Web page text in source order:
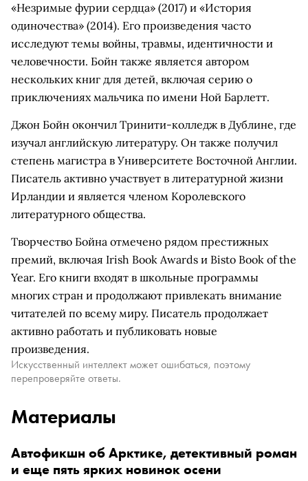
«Незримые фурии сердца» (2017) и «История
одиночества» (2014). Его произведения часто
исследуют темы войны, травмы, идентичности и
человечности. Бойн также является автором
нескольких книг для детей, включая серию о
приключениях мальчика по имени Ной Барлетт.
Джон Бойн окончил Тринити-колледж в Дублине, где
изучал английскую литературу. Он также получил
степень магистра в Университете Восточной Англии.
Писатель активно участвует в литературной жизни
Ирландии и является членом Королевского
литературного общества.
Творчество Бойна отмечено рядом престижных
премий, включая Irish Book Awards и Bisto Book of the
Year. Его книги входят в школьные программы
многих стран и продолжают привлекать внимание
читателей по всему миру. Писатель продолжает
активно работать и публиковать новые
произведения.
Искусственный интеллект может ошибаться, поэтому
перепроверяйте ответы.
Материалы
Автофикшн об Арктике, детективный роман
и еще пять ярких новинок осени